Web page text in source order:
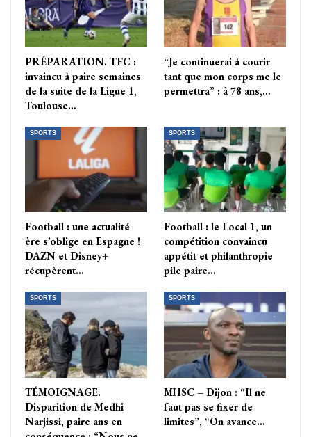
PRÉPARATION. TFC :
invaincu à paire semaines
de la suite de la Ligue 1,
Toulouse…
“Je continuerai à courir
tant que mon corps me le
permettra” : à 78 ans,…
SPORTS
Football : une actualité
ère s’oblige en Espagne !
DAZN et Disney+
récupèrent…
SPORTS
Football : le Local 1, un
compétition convaincu
appétit et philanthropie
pile paire…
SPORTS
TÉMOIGNAGE.
Disparition de Medhi
Narjissi, paire ans en
SPORTS
MHSC – Dijon : “Il ne
faut pas se fixer de
limites”, “On avance…